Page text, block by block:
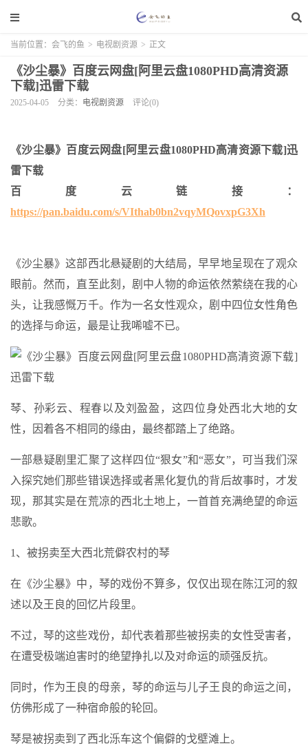
当前位置： 会飞的鱼 > 电视剧资源 > 正文
《沙尘暴》百度云网盘[阿里云盘1080PHD高清资源
下载]迅雷下载
2025-04-05 分类： 电视剧资源 评论(0)
《沙尘暴》百度云网盘[阿里云盘1080PHD高清资源下载]迅
雷下载
百度云链接：
https://pan.baidu.com/s/VIthab0bn2vqyMQovxpG3Xh
《沙尘暴》这部西北悬疑剧的大结局，早早地呈现在了观众
眼前。然而，直至此刻，剧中人物的命运依然萦绕在我的心
头，让我感慨万千。作为一名女性观众，剧中四位女性角色
的选择与命运，最是让我唏嘘不已。
琴、孙彩云、程春以及刘盈盈，这四位身处西北大地的女
性，因着各不相同的缘由，最终都踏上了绝路。
一部悬疑剧里汇聚了这样四位“狠女”和“恶女”，可当我们深
入探究她们那些错误选择或者黑化复仇的背后故事时，才发
现，那其实是在荒凉的西北土地上，一首首充满绝望的命运
悲歌。
1、被拐卖至大西北荒僻农村的琴
在《沙尘暴》中，琴的戏份不算多，仅仅出现在陈江河的叙
述以及王良的回忆片段里。
不过，琴的这些戏份，却代表着那些被拐卖的女性受害者，
在遭受极端迫害时的绝望挣扎以及对命运的顽强反抗。
同时，作为王良的母亲，琴的命运与儿子王良的命运之间，
仿佛形成了一种宿命般的轮回。
琴是被拐卖到了西北泺车这个偏僻的戈壁滩上。